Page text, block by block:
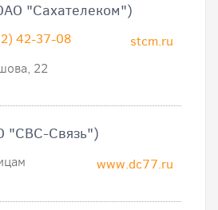
"Сахателеком")
stcm.ru
42-37-08
22
"СВС-Связь")
www.dc77.ru